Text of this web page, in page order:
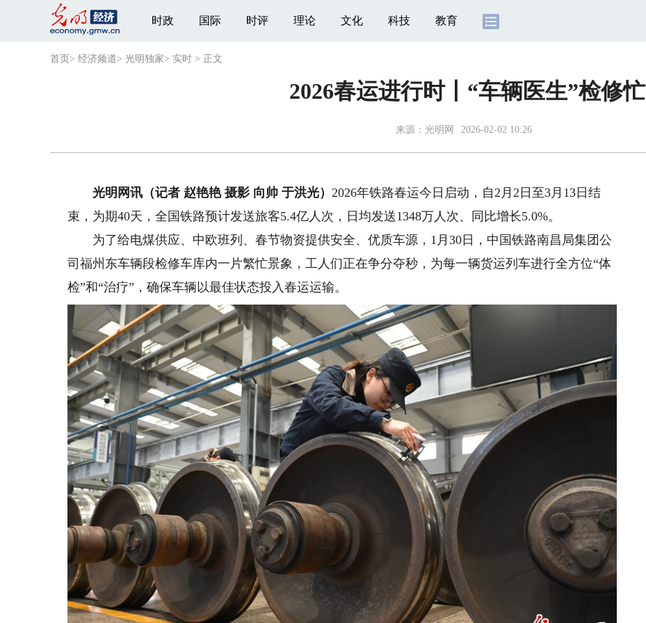
时政 国际 时评 理论 文化 科技 教育
首页 > 经济频道> 光明独家> 实时 > 正文
2026春运进行时丨“车辆医生”检修忙
来源： 光明网 2026-02-02 10:26
光明网讯（记者 赵艳艳 摄影 向帅 于洪光）2026年铁路春运今日启动，自2月2日至3月13日结
束，为期40天，全国铁路预计发送旅客5.4亿人次，日均发送1348万人次、同比增长5.0%。
为了给电煤供应、中欧班列、春节物资提供安全、优质车源，1月30日，中国铁路南昌局集团公
司福州东车辆段检修车库内一片繁忙景象，工人们正在争分夺秒，为每一辆货运列车进行全方位“体
检”和“治疗”，确保车辆以最佳状态投入春运运输。